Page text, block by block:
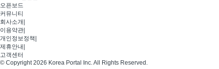
오픈보드
커뮤니티
회사소개
이용약관
개인정보정책
제휴안내
고객센터
© Copyright 2026 Korea Portal Inc. All Rights Reserved.